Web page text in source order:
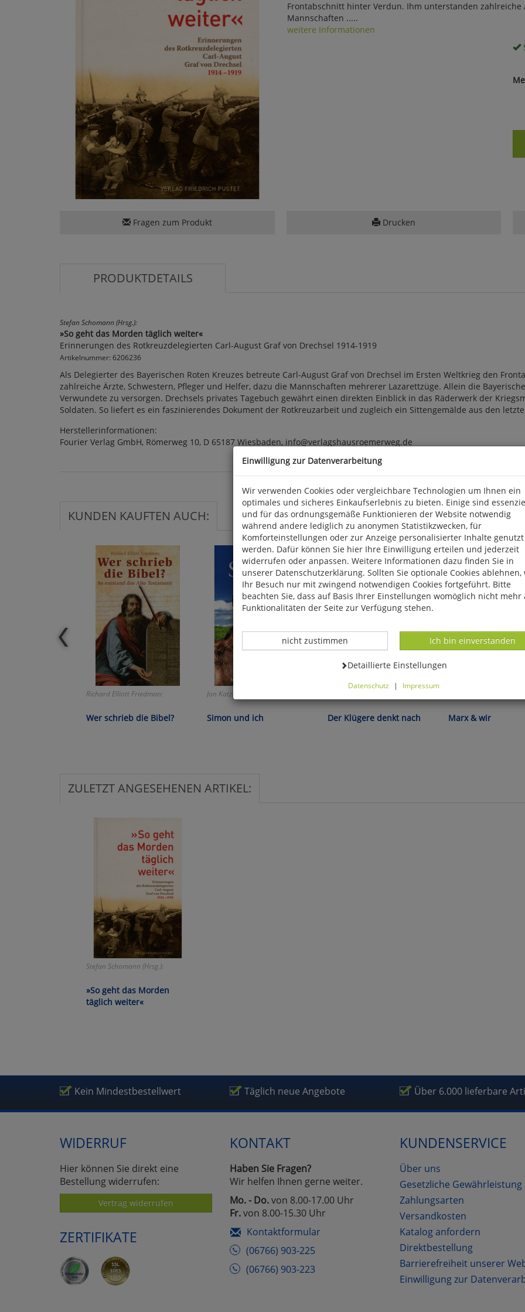
Frontabschnitt hinter Verdun. Ihm unterstanden zahlreiche
Mannschaften .....
weitere Informationen
Fragen zum Produkt Drucken
PRODUKTDETAILS
Stefan Schomann (Hrsg.):
»So geht das Morden täglich weiter«
Erinnerungen des Rotkreuzdelegierten Carl-August Graf von Drechsel 1914-1919
Artikelnummer: 6206236
Als Delegierter des Bayerischen Roten Kreuzes betreute Carl-August Graf von Drechsel im Ersten Weltkrieg den
zahlreiche Ärzte, Schwestern, Pfleger und Helfer, dazu die Mannschaften mehrerer Lazarettzüge. Allein die
Verwundete zu versorgen. Drechsels privates Tagebuch gewährt einen direkten Einblick in das Räderwerk der
Soldaten. So liefert es ein faszinierendes Dokument der Rotkreuzarbeit und zugleich ein Sittengemälde aus den
Herstellerinformationen:
Fourier Verlag GmbH, Römerweg 10, D 65187 Wiesbaden, info@verlagshausroemerweg.de
KUNDEN KAUFTEN AUCH:
Richard Elliott Friedman:
Wer schrieb die Bibel?
Jon Katz:
Simon und ich Der Klügere denkt nach Marx & wir
ZULETZT ANGESEHENEN ARTIKEL:
Stefan Schomann (Hrsg.):
»So geht das Morden
täglich weiter«
Kein Mindestbestellwert Täglich neue Angebote Über 6.000 lieferbare
WIDERRUF
Hier können Sie direkt eine
Bestellung widerrufen:
Vertrag widerrufen
ZERTIFIKATE
KONTAKT
Haben Sie Fragen?
Wir helfen Ihnen gerne weiter.
Mo. - Do.von 8.00-17.00 Uhr
Fr.von 8.00-15.30 Uhr
Kontaktformular
(06766) 903-225
(06766) 903-223
KUNDENSERVICE
Über uns
Gesetzliche Gewährleistung
Zahlungsarten
Versandkosten
Katalog anfordern
Direktbestellung
Barrierefreiheit unserer
Einwilligung zur
Einwilligung zur Datenverarbeitung
Wir verwenden Cookies oder vergleichbare Technologien um Ihnen ein
optimales und sicheres Einkaufserlebnis zu bieten. Einige sind
und für das ordnungsgemäße Funktionieren der Website notwendig
während andere lediglich zu anonymen Statistikzwecken, für
Komforteinstellungen oder zur Anzeige personalisierter Inhalte genutzt
werden. Dafür können Sie hier Ihre Einwilligung erteilen und jederzeit
widerrufen oder anpassen. Weitere Informationen dazu finden Sie in
unserer Datenschutzerklärung. Sollten Sie optionale Cookies ablehnen,
Ihr Besuch nur mit zwingend notwendigen Cookies fortgeführt. Bitte
beachten Sie, dass auf Basis Ihrer Einstellungen womöglich nicht mehr
Funktionalitäten der Seite zur Verfügung stehen.
Datenverarbeitung -
Ich bin einverstanden
Datenverarbeitung -
nicht zustimmen
Datenverarbeitung -
Detaillierte Einstellungen
Datenschutz | Impressum
Cookies ablehnen, wird Ihr Besuch nur mit zwingend notwendigen
fortgeführt. Bitte beachten Sie, dass auf Basis Ihrer Einstellungen